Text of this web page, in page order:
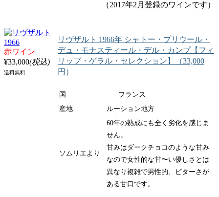
（2017年2月登録のワインです）
赤ワイン
¥33,000(税込)
送料無料
リヴザルト 1966年 シャトー・プリウール・
デュ・モナスティール・デル・カンプ【フィ
リップ・ゲラル・セレクション】（33,000
円）
国
フランス
産地
ルーション地方
ソムリエより
60年の熟成にも全く劣化を感じま
せん。
甘みはダークチョコのような甘み
なので女性的な甘〜い優しさとは
異なり複雑で男性的、ビターさが
ある甘口です。